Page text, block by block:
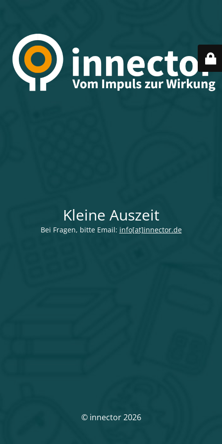
Kleine Auszeit
Bei Fragen, bitte Email: info[at]innector.de
© innector 2026